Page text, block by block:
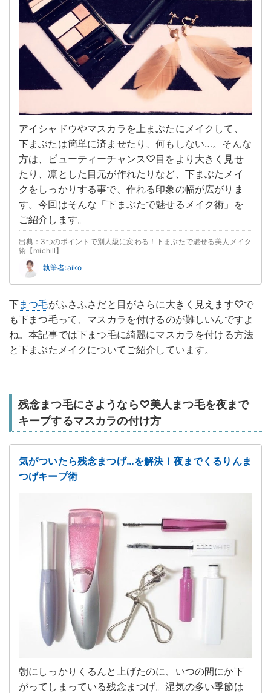
アイシャドウやマスカラを上まぶたにメイクして、
下まぶたは簡単に済ませたり、何もしない…。そんな
方は、ビューティーチャンス♡目をより大きく見せ
たり、凛とした目元が作れたりなど、下まぶたメイ
クをしっかりする事で、作れる印象の幅が広がりま
す。今回はそんな「下まぶたで魅せるメイク術」を
ご紹介します。
出典：3つのポイントで別人級に変わる！下まぶたで魅せる美人メイク
術【michill】
執筆者:aiko
下まつ毛がふさふさだと目がさらに大きく見えます♡で
も下まつ毛って、マスカラを付けるのが難しいんですよ
ね。本記事では下まつ毛に綺麗にマスカラを付ける方法
と下まぶたメイクについてご紹介しています。
残念まつ毛にさようなら♡美人まつ毛を夜まで
キープするマスカラの付け方
気がついたら残念まつげ…を解決！夜までくるりんま
つげキープ術
朝にしっかりくるんと上げたのに、いつの間にか下
がってしまっている残念まつげ。湿気の多い季節は